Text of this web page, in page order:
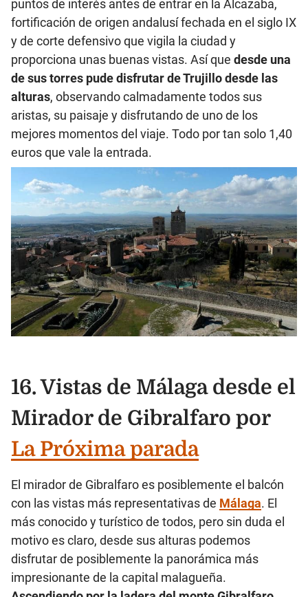
puntos de interés antes de entrar en la Alcazaba,
fortificación de origen andalusí fechada en el siglo IX
y de corte defensivo que vigila la ciudad y
proporciona unas buenas vistas. Así que desde una
de sus torres pude disfrutar de Trujillo desde las
alturas, observando calmadamente todos sus
aristas, su paisaje y disfrutando de uno de los
mejores momentos del viaje. Todo por tan solo 1,40
euros que vale la entrada.
16. Vistas de Málaga desde el
Mirador de Gibralfaro por
La Próxima parada
El mirador de Gibralfaro es posiblemente el balcón
con las vistas más representativas de Málaga. El
más conocido y turístico de todos, pero sin duda el
motivo es claro, desde sus alturas podemos
disfrutar de posiblemente la panorámica más
impresionante de la capital malagueña.